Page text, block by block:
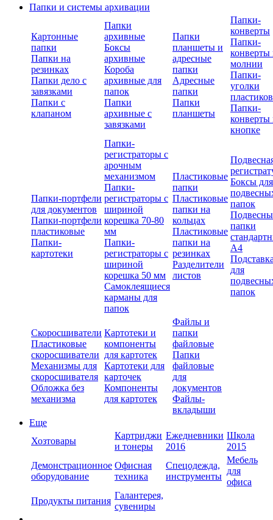
Папки и системы архивации
Картонные
папки
Папки на
резинках
Папки дело с
завязками
Папки с
клапаном
Папки
архивные
Боксы
архивные
Короба
архивные для
папок
Папки
архивные с
завязками
Папки
планшеты и
адресные
папки
Адресные
папки
Папки
планшеты
Папки-
конверты
Папки-
конверты
молнии
Папки-
уголки
Папки-
конверты
кнопке
Папки-портфели
для документов
Папки-портфели
пластиковые
Папки-
картотеки
Папки-
регистраторы с
арочным
механизмом
Папки-
регистраторы с
шириной
корешка 70-80
мм
Папки-
регистраторы с
шириной
корешка 50 мм
Самоклеящиеся
карманы для
папок
Пластиковые
папки
Пластиковые
папки на
кольцах
Пластиковые
папки на
резинках
Разделители
листов
Боксы для
папок
папки
А4
для
папок
Скоросшиватели
Пластиковые
скоросшиватели
Механизмы для
скоросшивателя
Обложка без
механизма
Картотеки и
компоненты
для картотек
Картотеки для
карточек
Компоненты
для картотек
Файлы и
папки
файловые
Папки
файловые
для
документов
Файлы-
вкладыши
Еще
Хозтовары
Картриджи
и тонеры
Ежедневники
2016
Школа
2015
Демонстрационное
оборудование
Офисная
техника
Спецодежда,
инструменты
Мебель
для
офиса
Продукты питания
Галантерея,
сувениры